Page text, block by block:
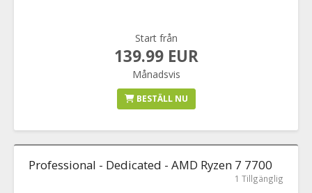
Start från
139.99 EUR
Månadsvis
BESTÄLL NU
Professional - Dedicated - AMD Ryzen 7 7700
1 Tillgänglig